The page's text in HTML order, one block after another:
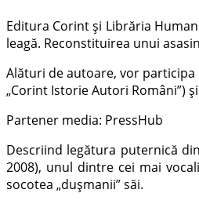
Editura Corint și Librăria
leagă. Reconstituirea unui
Alături de autoare, vor
„Corint Istorie Autori Români”)
Partener media: PressHub
Descriind legătura puternică
2008), unul dintre cei mai
socotea „dușmanii” săi.